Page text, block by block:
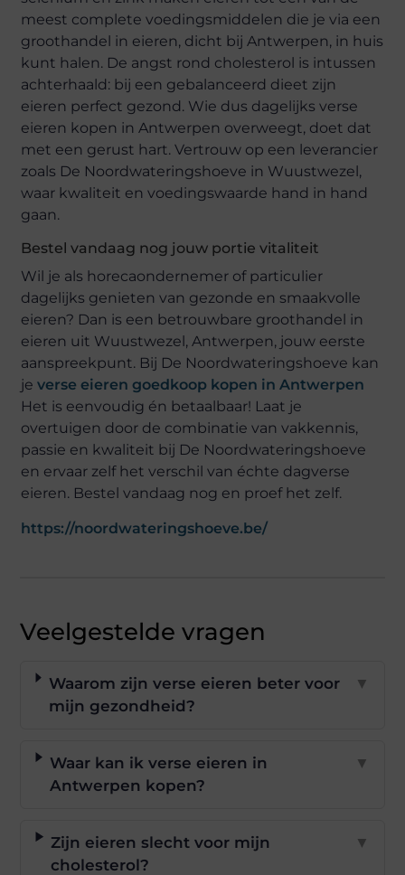
meest complete voedingsmiddelen die je via een
groothandel in eieren, dicht bij Antwerpen, in huis
kunt halen. De angst rond cholesterol is intussen
achterhaald: bij een gebalanceerd dieet zijn
eieren perfect gezond. Wie dus dagelijks verse
eieren kopen in Antwerpen overweegt, doet dat
met een gerust hart. Vertrouw op een leverancier
zoals De Noordwateringshoeve in Wuustwezel,
waar kwaliteit en voedingswaarde hand in hand
gaan.
Bestel vandaag nog jouw portie vitaliteit
Wil je als horecaondernemer of particulier
dagelijks genieten van gezonde en smaakvolle
eieren? Dan is een betrouwbare groothandel in
eieren uit Wuustwezel, Antwerpen, jouw eerste
aanspreekpunt. Bij De Noordwateringshoeve kan
jeverse eieren goedkoop kopen in Antwerpen
Het is eenvoudig én betaalbaar! Laat je
overtuigen door de combinatie van vakkennis,
passie en kwaliteit bij De Noordwateringshoeve
en ervaar zelf het verschil van échte dagverse
eieren. Bestel vandaag nog en proef het zelf.
https://noordwateringshoeve.be/
Veelgestelde vragen
Waarom zijn verse eieren beter voor
mijn gezondheid?
▼
Waar kan ik verse eieren in
Antwerpen kopen?
▼
Zijn eieren slecht voor mijn
cholesterol?
▼